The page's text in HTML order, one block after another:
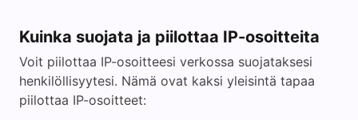
Kuinka suojata ja piilottaa IP-osoitteita
Voit piilottaa IP-osoitteesi verkossa suojataksesi
henkilöllisyytesi. Nämä ovat kaksi yleisintä tapaa
piilottaa IP-osoitteet: